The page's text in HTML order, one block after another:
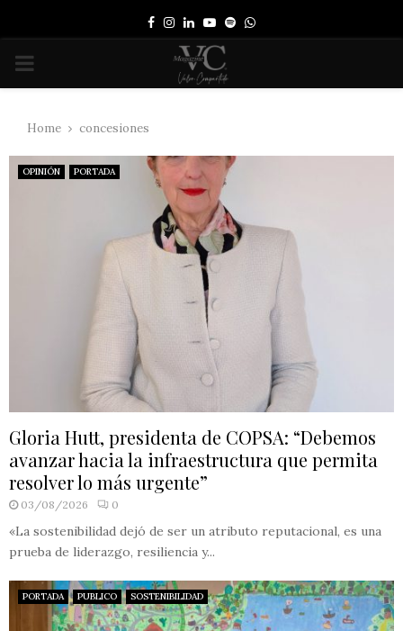
Facebook
Instagram
LinkedinYoutube
SpotifyWhatsapp
PRIMARY
Home concesiones
OPINIÓN PORTADA
Gloria Hutt, presidenta de COPSA: “Debemos
avanzar hacia la infraestructura que permita
resolver lo más urgente”
03/08/2026 0
«La sostenibilidad dejó de ser un atributo reputacional, es una
prueba de liderazgo, resiliencia y...
PORTADA PUBLICO SOSTENIBILIDAD